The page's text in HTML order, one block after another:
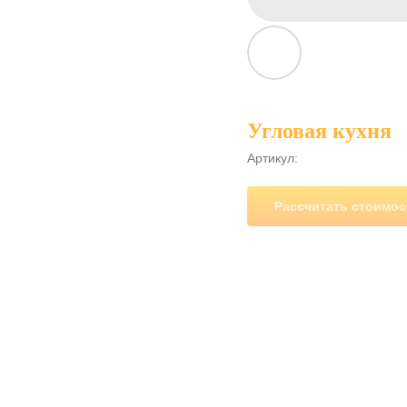
Угловая кухня
Артикул:
Рассчитать